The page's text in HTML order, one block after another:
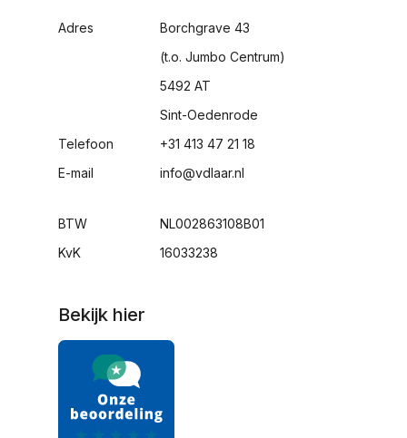
Adres
Telefoon
E-mail
BTW
KvK
Borchgrave 43
(t.o. Jumbo Centrum)
5492 AT
Sint-Oedenrode
+31 413 47 21 18
info@vdlaar.nl
NL002863108B01
16033238
Bekijk hier